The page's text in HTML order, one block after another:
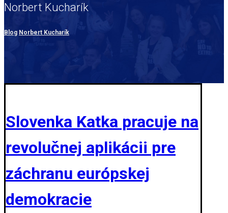
Norbert Kucharík
Blog Norbert Kucharík
Slovenka Katka pracuje na
revolučnej aplikácii pre
záchranu európskej
demokracie